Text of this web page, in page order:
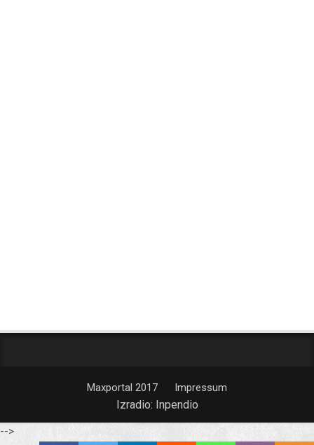
Maxportal 2017 Impressum
Izradio: Inpendio
-->